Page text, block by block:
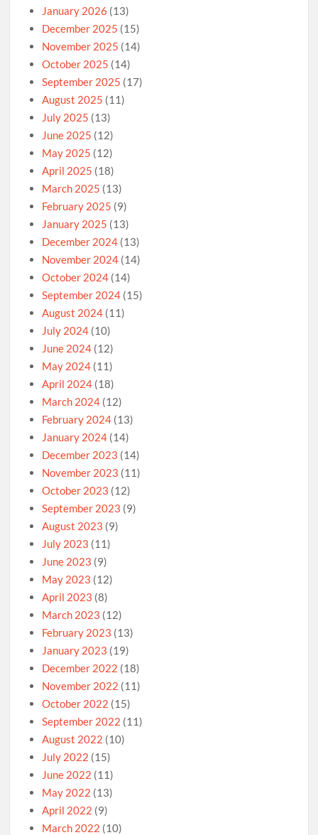
January 2026 (13)
December 2025 (15)
November 2025 (14)
October 2025 (14)
September 2025 (17)
August 2025 (11)
July 2025 (13)
June 2025 (12)
May 2025 (12)
April 2025 (18)
March 2025 (13)
February 2025 (9)
January 2025 (13)
December 2024 (13)
November 2024 (14)
October 2024 (14)
September 2024 (15)
August 2024 (11)
July 2024 (10)
June 2024 (12)
May 2024 (11)
April 2024 (18)
March 2024 (12)
February 2024 (13)
January 2024 (14)
December 2023 (14)
November 2023 (11)
October 2023 (12)
September 2023 (9)
August 2023 (9)
July 2023 (11)
June 2023 (9)
May 2023 (12)
April 2023 (8)
March 2023 (12)
February 2023 (13)
January 2023 (19)
December 2022 (18)
November 2022 (11)
October 2022 (15)
September 2022 (11)
August 2022 (10)
July 2022 (15)
June 2022 (11)
May 2022 (13)
April 2022 (9)
March 2022 (10)